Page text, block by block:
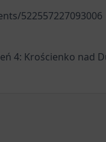
522557227093006
4: Krościenko nad